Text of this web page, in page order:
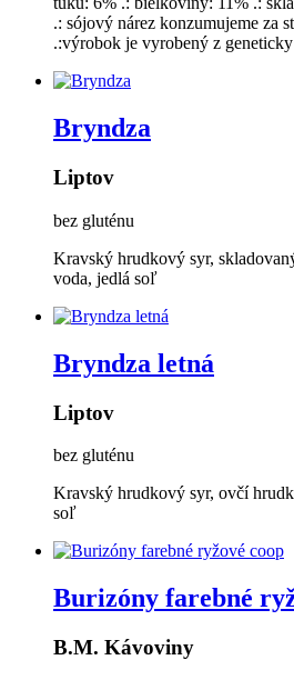
.: sójový nárez konzumujeme za
.:výrobok je vyrobený z
Bryndza
Liptov
bez gluténu
Kravský hrudkový syr,
voda, jedlá soľ
Bryndza letná
Liptov
bez gluténu
Kravský hrudkový syr, ovčí
soľ
Burizóny farebné
B.M. Kávoviny